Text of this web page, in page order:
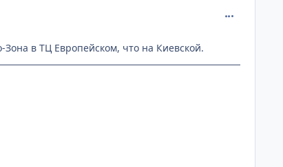
в ТЦ Европейском, что на Киевской.